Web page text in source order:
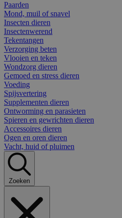
Paarden
Mond, muil of snavel
Insecten dieren
Insectenwerend
Tekentangen
Verzorging beten
Vlooien en teken
Wondzorg dieren
Gemoed en stress dieren
Voeding
Spijsvertering
Supplementen dieren
Ontworming en parasieten
Spieren en gewrichten dieren
Accessoires dieren
Ogen en oren dieren
Vacht, huid of pluimen
Zoeken